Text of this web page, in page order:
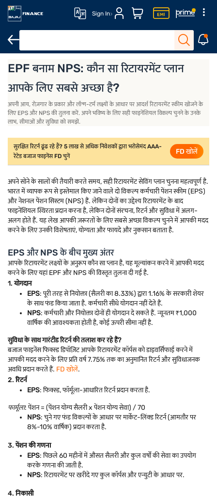
Sign In
FD खोलें FD कैलकुलेटर ब्याज दर योग्यता
EPF बनाम NPS: कौन सा रिटायरमेंट प्लान
आपके लिए सबसे अच्छा है?
अपनी आय, रोज़गार के प्रकार और लॉन्ग-टर्म लक्ष्यों के आधार पर आदर्श रिटायरमेंट स्कीम खोजने के
लिए EPS और NPS की तुलना करें. अपने भविष्य के लिए सही फाइनेंशियल विकल्प चुनने के उनके
लाभ, सीमाओं और सुविधा को समझें.
सुरक्षित रिटर्न ढूंढ रहे हैं? 5 लाख से अधिक निवेशकों द्वारा भरोसेमंद AAA-
रेटेड बजाज फाइनेंस FD चुनें
FD खोलें
अपने सोने के सालों की तैयारी करते समय, सही रिटायरमेंट सेविंग प्लान चुनना महत्वपूर्ण है.
भारत में व्यापक रूप से इस्तेमाल किए जाने वाले दो विकल्प कर्मचारी पेंशन स्कीम (EPS)
और नेशनल पेंशन सिस्टम (NPS) हैं. लेकिन दोनों का उद्देश्य रिटायरमेंट के बाद
फाइनेंशियल स्थिरता प्रदान करना है, लेकिन दोनों संरचना, रिटर्न और सुविधा में अलग-
अलग होते हैं. यह लेख आपकी ज़रूरतों के लिए सबसे अच्छा विकल्प चुनने में आपकी मदद
करने के लिए उनकी विशेषताएं, योग्यता और फायदे और नुकसान बताता है.
EPS और NPS के बीच मुख्य अंतर
आपके रिटायरमेंट लक्ष्यों के अनुरूप कौन सा प्लान है, यह मूल्यांकन करने में आपकी मदद
करने के लिए यहां EPF और NPS की विस्तृत तुलना दी गई है.
1.योगदान
EPS: पूरी तरह से नियोक्ता (सैलरी का 8.33%) द्वारा 1.16% के सरकारी शेयर
के साथ फंड किया जाता है. कर्मचारी सीधे योगदान नहीं देते हैं.
NPS: कर्मचारी और नियोक्ता दोनों ही योगदान दे सकते हैं. न्यूनतम ₹1,000
वार्षिक की आवश्यकता होती है, कोई ऊपरी सीमा नहीं है.
सुविधा के साथ गारंटीड रिटर्न की तलाश कर रहे हैं?
बजाज फाइनेंस फिक्स्ड डिपॉज़िट आपके रिटायरमेंट कॉर्पस को डाइवर्सिफाई करने में
आपकी मदद करने के लिए प्रति वर्ष 7.75% तक का अनुमानित रिटर्न और सुविधाजनक
अवधि प्रदान करते हैं. FD खोलें.
2.रिटर्न
EPS: फिक्स्ड, फॉर्मूला-आधारित रिटर्न प्रदान करता है.
फार्मूला: पेंशन = (पेंशन योग्य सैलरी x पेंशन योग्य सेवा) / 70
NPS: चुने गए फंड विकल्पों के आधार पर मार्केट-लिंक्ड रिटर्न (आमतौर पर
8%-10% वार्षिक) प्रदान करता है.
3.पेंशन की गणना
EPS: पिछले 60 महीनों में औसत सैलरी और कुल वर्षों की सेवा का उपयोग
करके गणना की जाती है.
NPS: रिटायरमेंट पर खरीदे गए कुल कॉर्पस और एन्युटी के आधार पर.
4.निकासी